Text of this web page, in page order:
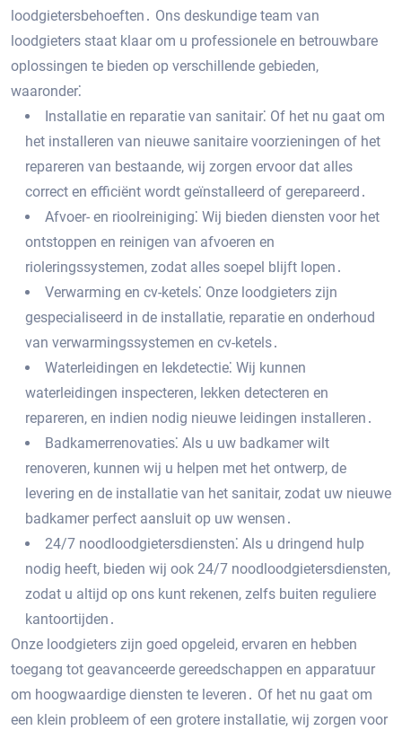
loodgietersbehoeften․ Ons deskundige team van
loodgieters staat klaar om u professionele en betrouwbare
oplossingen te bieden op verschillende gebieden,
waaronder⁚
Installatie en reparatie van sanitair⁚ Of het nu gaat om
het installeren van nieuwe sanitaire voorzieningen of het
repareren van bestaande, wij zorgen ervoor dat alles
correct en efficiënt wordt geïnstalleerd of gerepareerd․
Afvoer- en rioolreiniging⁚ Wij bieden diensten voor het
ontstoppen en reinigen van afvoeren en
rioleringssystemen, zodat alles soepel blijft lopen․
Verwarming en cv-ketels⁚ Onze loodgieters zijn
gespecialiseerd in de installatie, reparatie en onderhoud
van verwarmingssystemen en cv-ketels․
Waterleidingen en lekdetectie⁚ Wij kunnen
waterleidingen inspecteren, lekken detecteren en
repareren, en indien nodig nieuwe leidingen installeren․
Badkamerrenovaties⁚ Als u uw badkamer wilt
renoveren, kunnen wij u helpen met het ontwerp, de
levering en de installatie van het sanitair, zodat uw nieuwe
badkamer perfect aansluit op uw wensen․
24/7 noodloodgietersdiensten⁚ Als u dringend hulp
nodig heeft, bieden wij ook 24/7 noodloodgietersdiensten,
zodat u altijd op ons kunt rekenen, zelfs buiten reguliere
kantoortijden․
Onze loodgieters zijn goed opgeleid, ervaren en hebben
toegang tot geavanceerde gereedschappen en apparatuur
om hoogwaardige diensten te leveren․ Of het nu gaat om
een klein probleem of een grotere installatie, wij zorgen voor